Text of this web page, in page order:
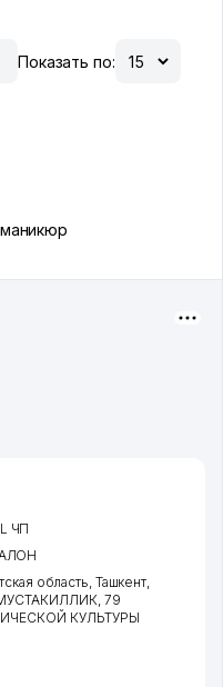
Показать по:
ЧП
область Ташкент
, 79
КУЛЬТУРЫ